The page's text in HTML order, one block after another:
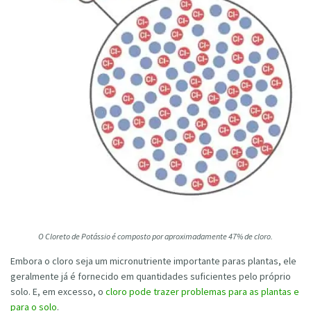
O Cloreto de Potássio é composto por aproximadamente 47% de cloro.
Embora o cloro seja um micronutriente importante paras plantas, ele
geralmente já é fornecido em quantidades suficientes pelo próprio
solo. E, em excesso, o cloro pode trazer problemas para as plantas e
para o solo.